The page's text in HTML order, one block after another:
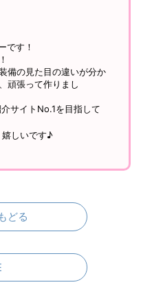
です！
備の見た目の違いが分か
頑張って作りまし
サイトNo.1を目指して
しいです♪
どる